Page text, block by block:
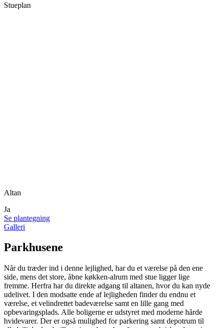
Stueplan
Altan
Ja
Se plantegning
Galleri
Parkhusene
Når du træder ind i denne lejlighed, har du et værelse på den ene
side, mens det store, åbne køkken-alrum med stue ligger lige
fremme. Herfra har du direkte adgang til altanen, hvor du kan nyde
udelivet. I den modsatte ende af lejligheden finder du endnu et
værelse, et velindrettet badeværelse samt en lille gang med
opbevaringsplads. Alle boligerne er udstyret med moderne hårde
hvidevarer. Der er også mulighed for parkering samt depotrum til